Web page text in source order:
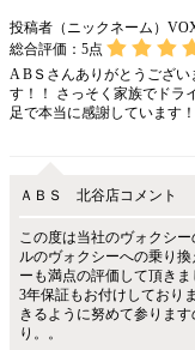
投稿者（ニックネーム）
総合評価： 5点
A BＳさんありがとうござ
す！！ さっそく家族でドラ
足で本当に感謝しています
ＡＢＳ 北谷店コメント
この度は当社のヴォクシ
ルのヴォクシーへの乗り
ーも満点の評価して頂き
3年保証もお付けしており
きるように努めて参りま
り。。